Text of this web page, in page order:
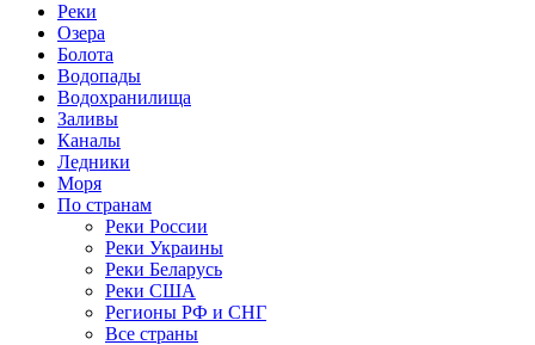
Реки
Озера
Болота
Водопады
Водохранилища
Заливы
Каналы
Ледники
Моря
По странам
Реки России
Реки Украины
Реки Беларусь
Реки США
Регионы РФ и СНГ
Все страны